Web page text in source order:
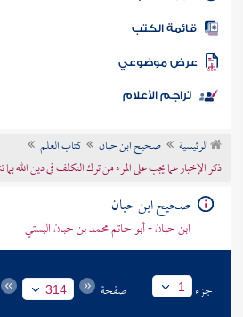
المكتبة
الكتب
موضوعي
تراجم الأعلام
الرئيسية صحيح ابن حبان
كتاب العلم
ذكر الإخبار عما يجب على المرء من ترك التكلف في دين الله
صحيح ابن حبان
ابن حبان - أبو حاتم محمد بن حبان البستي
جزء 1 صفحة 314